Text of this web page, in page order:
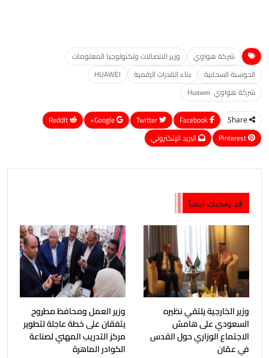
شركة هواوي
وزير الاتصالات وتكنولوجيا المعلومات
الحوسبة السحابية
بناء القدرات الرقمية
HUAWEI
شركة هواوي Huawei
Share
Google+
ReddIt
Pinterest
البريد الإلكتروني
قد يعجبك ايضا
وزير الخارجية يلتقي نظيره
السعودي على هامش
الاجتماع الوزاري حول القدس
في عمّان
وزير العمل ومحافظ مطروح
يتفقان على خطة عاجلة لتطوير
مركز التدريب المهني لصناعة
الكوادر الماهرة